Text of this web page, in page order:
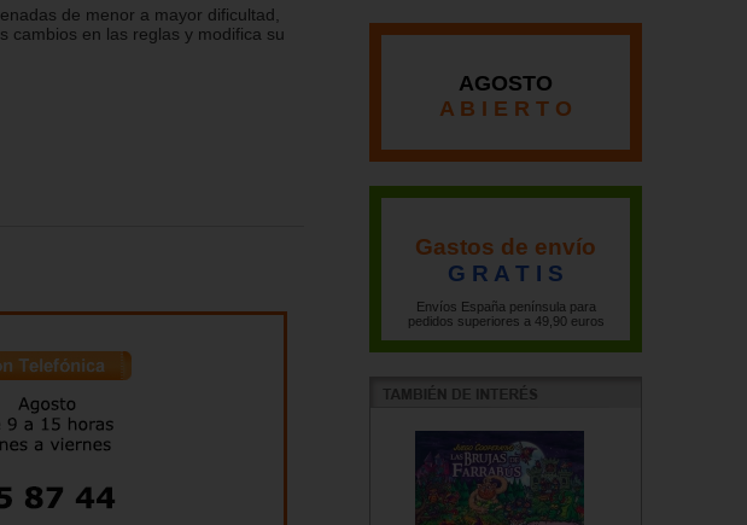
de menor a mayor dificultad,
cambios en las reglas y modifica su
AGOSTO
A B I E R T O
Gastos de envío
G R A T I S
Envíos España península para
pedidos superiores a 49,90 euros